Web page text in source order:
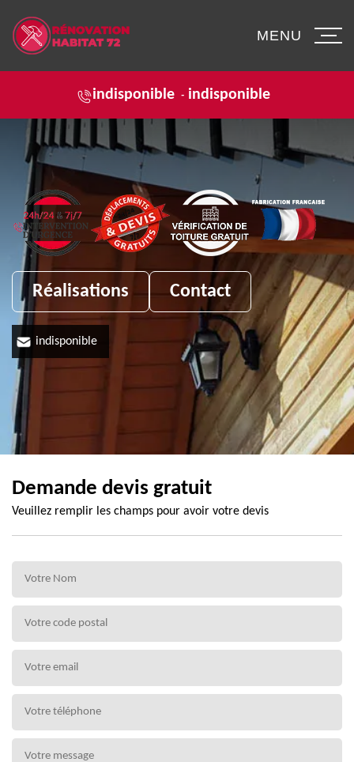
indisponible - indisponible
MENU
Réalisations Contact
indisponible
Demande devis gratuit
Veuillez remplir les champs pour avoir votre devis